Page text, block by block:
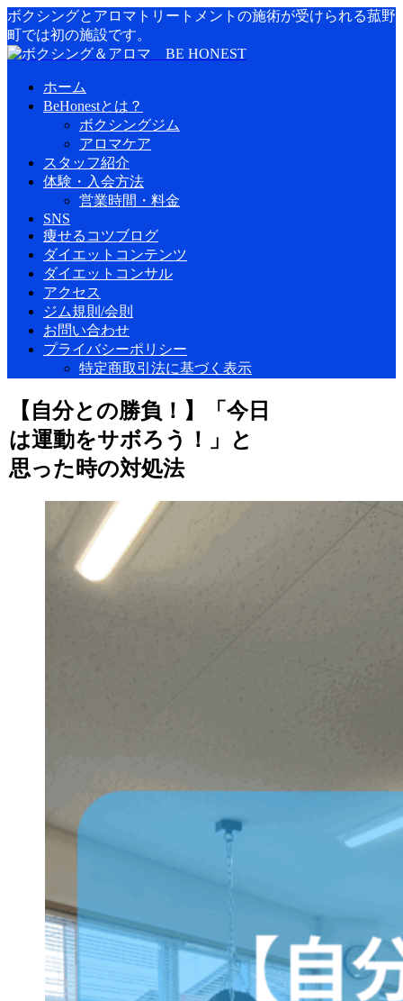
ボクシングとアロマトリートメントの施術が受けられる菰野
町では初の施設です。
ホーム
BeHonestとは？
ボクシングジム
アロマケア
スタッフ紹介
体験・入会方法
営業時間・料金
SNS
痩せるコツブログ
ダイエットコンテンツ
ダイエットコンサル
アクセス
ジム規則/会則
お問い合わせ
プライバシーポリシー
特定商取引法に基づく表示
【自分との勝負！】「今日
は運動をサボろう！」と
思った時の対処法